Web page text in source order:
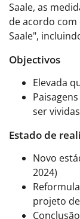
Saale, as
de acordo
Saale",
Objectivos
Elevada
ser vividas
Estado de
Novo
2024)
projeto